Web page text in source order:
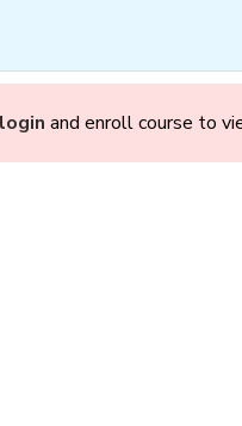
login and enroll course to